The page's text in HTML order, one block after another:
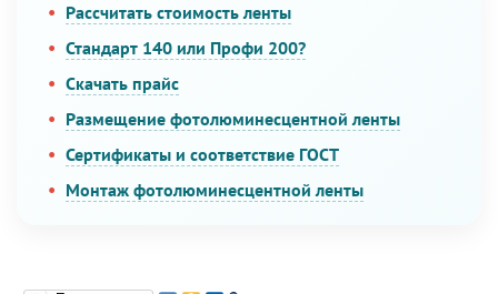
Рассчитать стоимость ленты
Стандарт 140 или Профи 200?
Скачать прайс
Размещение фотолюминесцентной ленты
Сертификаты и соответствие ГОСТ
Монтаж фотолюминесцентной ленты